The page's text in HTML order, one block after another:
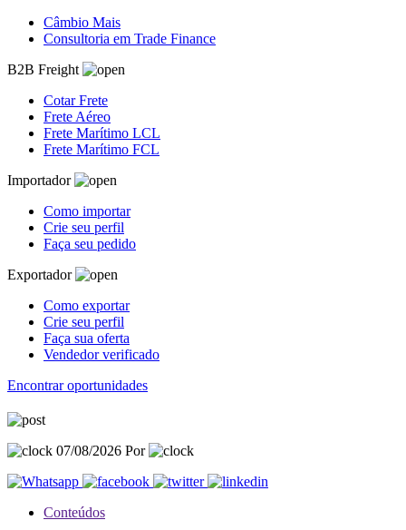
Câmbio Mais
Consultoria em Trade Finance
B2B Freight
Cotar Frete
Frete Aéreo
Frete Marítimo LCL
Frete Marítimo FCL
Importador
Como importar
Crie seu perfil
Faça seu pedido
Exportador
Como exportar
Crie seu perfil
Faça sua oferta
Vendedor verificado
Encontrar oportunidades
07/08/2026 Por
Conteúdos